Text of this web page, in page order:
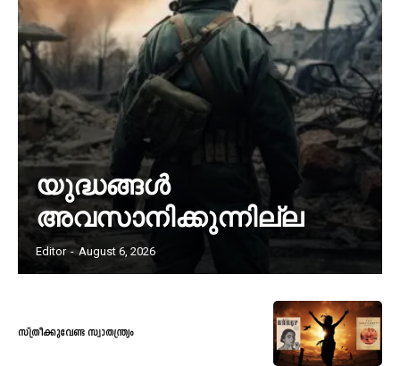
യുദ്ധങ്ങൾ
അവസാനിക്കുന്നില്ല
Editor - August 6, 2026
സ്ത്രീക്കുവേണ്ട സ്വാതന്ത്ര്യം